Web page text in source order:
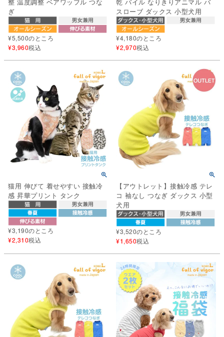
ぎ
¥5,500のところ
¥3,960税込
スローブ ダックス 小型犬用
¥4,180のところ
¥2,970税込
猫用 伸びて 着せやすい 接触冷
感 昇華プリント タンク
¥3,190のところ
¥2,310税込
【アウトレット】接触冷感 テレ
コ 袖なし つなぎ ダックス 小型
犬用
¥3,520のところ
¥1,650税込